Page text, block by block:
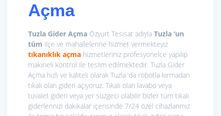
Açma
Tuzla Gider Açma Özyurt Tesisat adıyla Tuzla ‘un
tüm ilçe ve mahallelerine hizmet vermekteyiz
tıkanıklık açma hizmetleriniz profesyonelce yapılıp
makineli kontrol ile teslim edilmektedir. Tuzla Gider
Açma hızlı ve kaliteli olarak Tuzla ‘da robotla kırmadan
tıkalı olan gideri açıyoruz. Tıkalı olan lavabo veya
tuvalet gideri veya yer süzgeci olabilir bizler tüm tıkalı
giderlerinizi dakikalar içerisinde 7/24 özel cihazlarımız